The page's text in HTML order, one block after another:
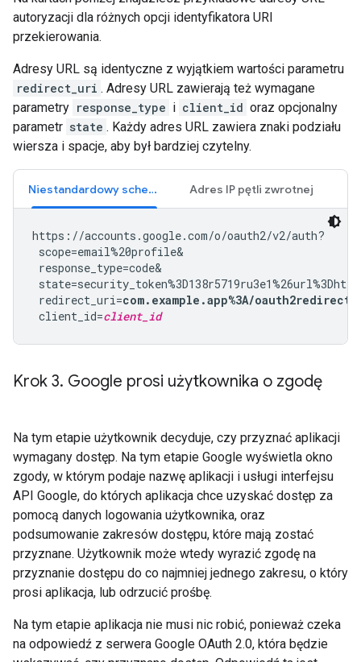
autoryzacji dla różnych opcji identyfikatora URI
przekierowania.
Adresy URL są identyczne z wyjątkiem wartości parametru
redirect_uri . Adresy URL zawierają też wymagane
parametry response_type i client_id oraz opcjonalny
parametr state . Każdy adres URL zawiera znaki podziału
wiersza i spacje, aby był bardziej czytelny.
Niestandardowy schemat URI Adres IP pętli zwrotnej
https://accounts.google.com/o/oauth2/v2/auth?
scope=email%20profile&
response_type=code&
redirect_uri=com.example.app%3A/oauth2redirect
client_id=client_id
Krok 3. Google prosi użytkownika o zgodę
Na tym etapie użytkownik decyduje, czy przyznać aplikacji
wymagany dostęp. Na tym etapie Google wyświetla okno
zgody, w którym podaje nazwę aplikacji i usługi interfejsu
API Google, do których aplikacja chce uzyskać dostęp za
pomocą danych logowania użytkownika, oraz
podsumowanie zakresów dostępu, które mają zostać
przyznane. Użytkownik może wtedy wyrazić zgodę na
przyznanie dostępu do co najmniej jednego zakresu, o który
prosi aplikacja, lub odrzucić prośbę.
Na tym etapie aplikacja nie musi nic robić, ponieważ czeka
na odpowiedź z serwera Google OAuth 2.0, która będzie